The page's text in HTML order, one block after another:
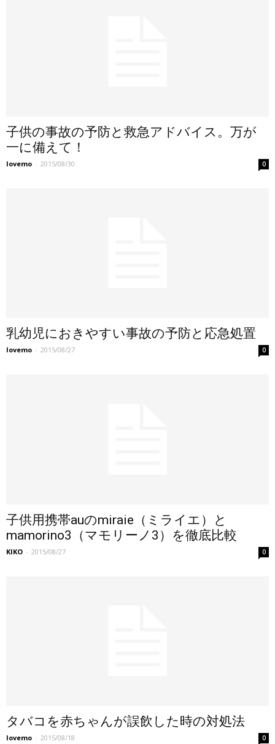
子供の事故の予防と救急アドバイス。万が
一に備えて！
lovemo - 2015/08/30 0
乳幼児におきやすい事故の予防と応急処置
lovemo - 2015/08/27 0
子供用携帯auのmiraie（ミライエ）と
mamorino3（マモリーノ3）を徹底比較
KIKO - 2015/08/27 0
タバコを赤ちゃんが誤飲した時の対処法
lovemo - 2015/08/18 0